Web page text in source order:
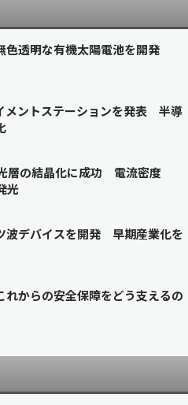
透明な有機太陽電池を開発
メントステーションを発表 半導
層の結晶化に成功 電流密度
光
波デバイスを開発 早期産業化を
れからの安全保障をどう支えるの